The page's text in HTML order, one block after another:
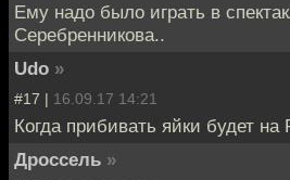
Ему надо было играть в
Серебренникова..
Udo »
#17 | 16.09.17 14:21
Когда прибивать яйки будет
Дроссель »